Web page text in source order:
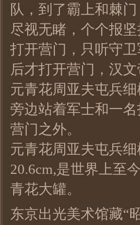
队，到了霸上和棘
尽视无睹，个个报
打开营门，只听守
后才打开营门，汉
元青花周亚夫屯兵
旁边站着军士和一
营门之外。
元青花周亚夫屯兵
20.6cm,是世界上至
青花大罐。
东京出光美术馆藏“